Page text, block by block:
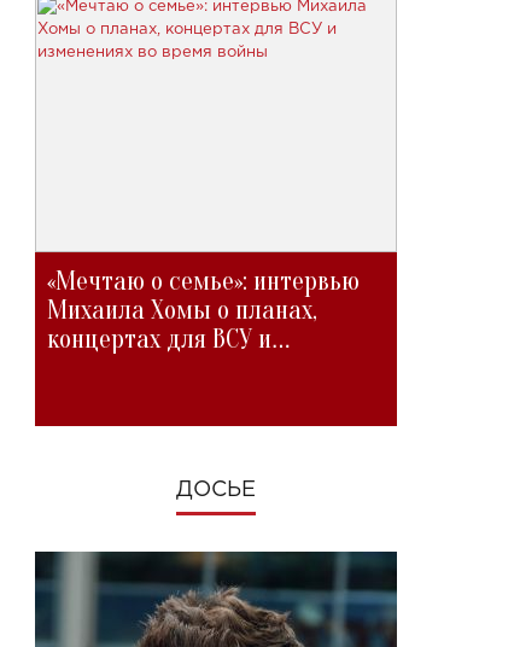
«Мечтаю о семье»: интервью
Михаила Хомы о планах,
концертах для ВСУ и
ДОСЬЕ